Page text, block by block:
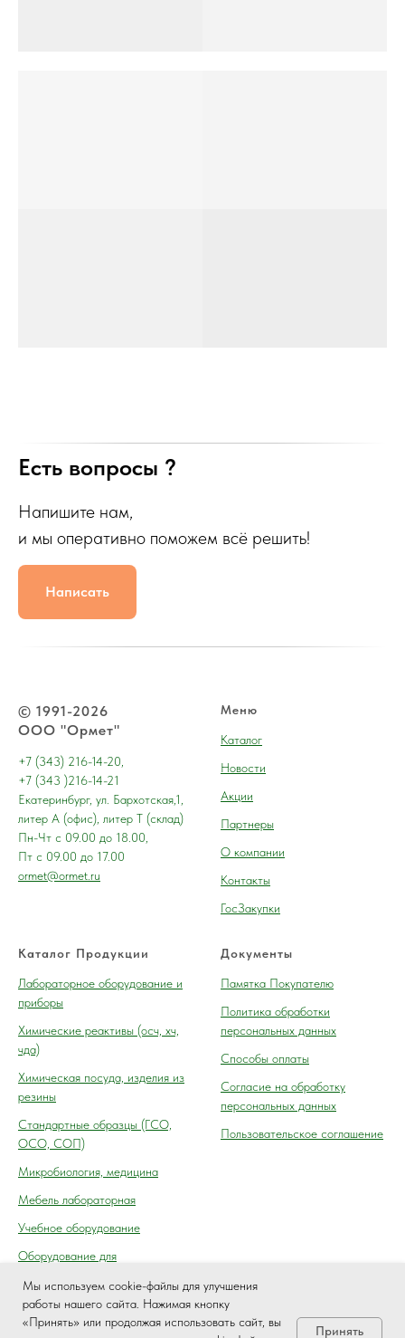
Есть вопросы ?
Напишите нам,
и мы оперативно поможем всё решить!
Написать
Мы используем cookie-файлы для улучшения
работы нашего сайта. Нажимая кнопку
«Принять» или продолжая использовать сайт, вы
Принять
© 1991-2026
ООО "Ормет"
+7 (343) 216-14-20,
+7 (343 )216-14-21
Екатеринбург, ул. Бархотская,1,
литер А (офис), литер Т (склад)
Пн-Чт с 09.00 до 18.00,
Пт с 09.00 до 17.00
ormet@ormet.ru
Меню
Каталог
Новости
Акции
Партнеры
О компании
Контакты
ГосЗакупки
Каталог Продукции
Лабораторное оборудование и
приборы
Химические реактивы (осч, хч,
чда)
Химическая посуда, изделия из
резины
Cтандартные образцы (ГСО,
ОСО, СОП)
Микробиология, медицина
Мебель лабораторная
Учебное оборудование
Оборудование для
осмотра (контроля) ГАИ
Документы
Памятка Покупателю
Политика обработки
персональных данных
Способы оплаты
Согласие на обработку
персональных данных
Пользовательское соглашение